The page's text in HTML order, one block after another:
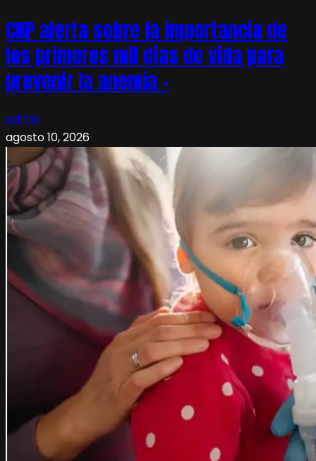
CNP alerta sobre la importancia de
los primeros mil días de vida para
prevenir la anemia –
admin
agosto 10, 2026